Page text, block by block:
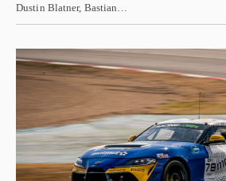
Dustin Blatner, Bastian…